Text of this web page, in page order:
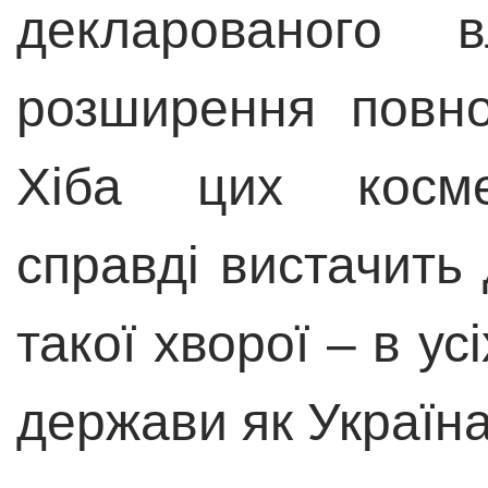
декларованого
розширення
Хіба цих
справді
такої хворої – в
держави як